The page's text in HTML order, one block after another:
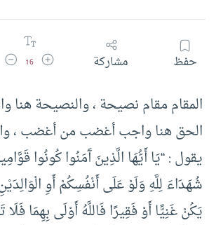
حفظ مشاركة زيادة حجم الخط
16
المقام مقام نصيحة ، والنصيحة هنا
الحق هنا واجب أغضب من أغضب ،
يقول : “يَا أَيُّهَا الَّذِينَ آَمَنُوا كُونُوا
شُهَدَاءَ لِلَّهِ وَلَوْ عَلَى أَنْفُسِكُمْ أَوِ
يَكُنْ غَنِيًّا أَوْ فَقِيرًا فَاللَّهُ أَوْلَى بِهِمَا فَلَا